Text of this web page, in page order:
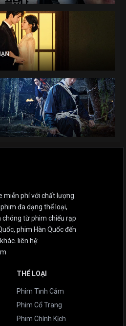
miễn phí với chất lượng
đa dạng thể loại,
chóng từ phim chiếu rạp
phim Hàn Quốc đến
liên hệ:
THỂ LOẠI
Phim Tình Cảm
Phim Cổ Trang
Phim Chính Kịch